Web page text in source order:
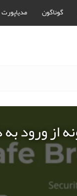
گوناگون مدیاپورت
از ورود